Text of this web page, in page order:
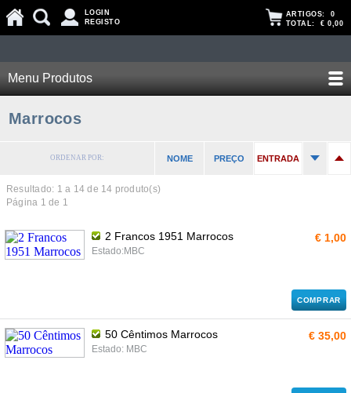
LOGIN
REGISTO
ARTIGOS: 0
TOTAL: € 0,00
Menu Produtos
Marrocos
ORDENAR POR: NOME PREÇO ENTRADA
Resultado: 1 a 14 de 14 produto(s)
Página 1 de 1
2 Francos 1951 Marrocos
Estado:MBC
€ 1,00
COMPRAR
50 Cêntimos Marrocos
Estado: MBC
€ 35,00